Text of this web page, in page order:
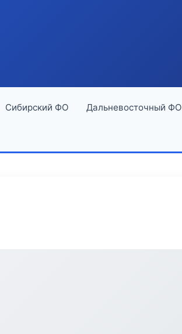
Сибирский ФО Дальневосточный ФО